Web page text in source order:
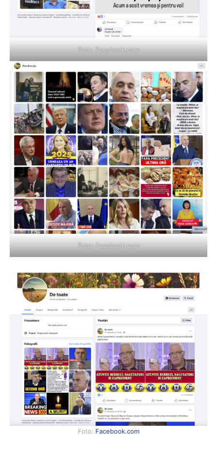
Foto: Facebook.com
Foto:Facebook.com
Foto: Facebook.com